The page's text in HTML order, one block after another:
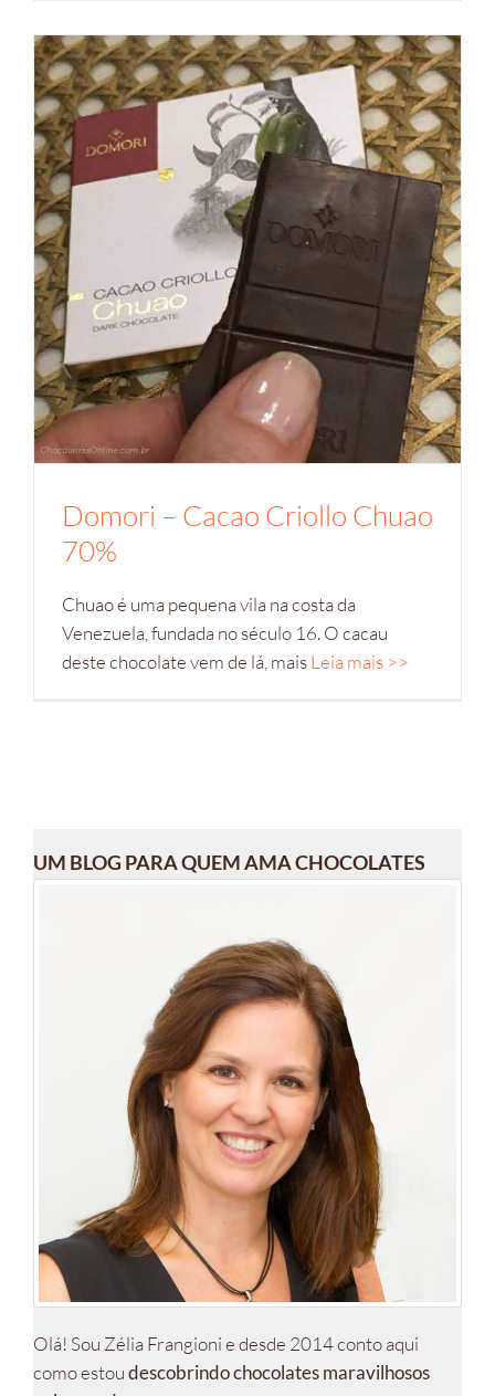
Domori – Cacao Criollo Chuao
70%
Chuao é uma pequena vila na costa da
Venezuela, fundada no século 16. O cacau
deste chocolate vem de lá, maisLeia mais >>
UM BLOG PARA QUEM AMA CHOCOLATES
Olá! Sou Zélia Frangioni e desde 2014 conto aqui
como estoudescobrindo chocolates maravilhosos